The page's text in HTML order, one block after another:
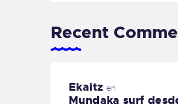
Recent
Ekaitz en
Mundaka surf